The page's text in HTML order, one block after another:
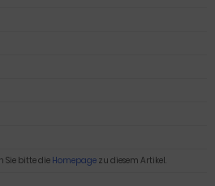
Sie bitte die Homepage zu diesem Artikel.